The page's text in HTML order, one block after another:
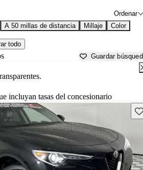
Ordenar
A 50 millas de distancia Millaje Color
todo
Guardar
incluyan tasas del concesionario